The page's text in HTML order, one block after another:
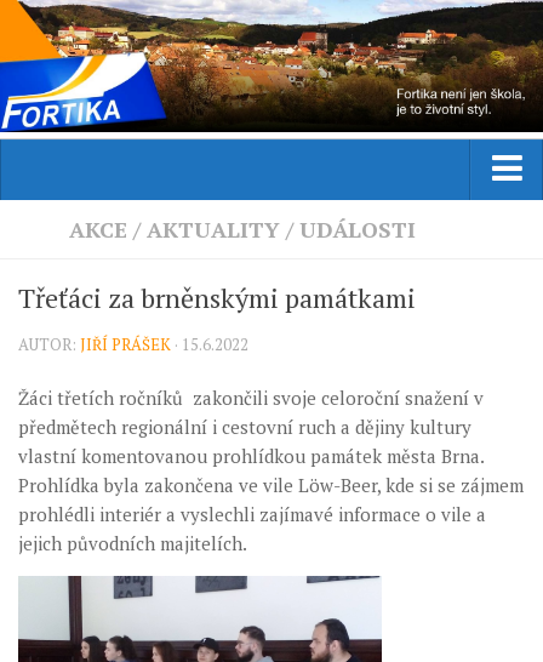
Domů
Studium
Přijímací řízení
Praxe
Zahraniční stáže
Kurzy
Roční plán školy 2025/26
AKCE / AKTUALITY / UDÁLOSTI
Třeťáci za brněnskými památkami
AUTOR: JIŘÍ PRÁŠEK · 15.6.2022
Žáci třetích ročníků zakončili svoje celoroční snažení v
předmětech regionální i cestovní ruch a dějiny kultury
vlastní komentovanou prohlídkou památek města Brna.
Prohlídka byla zakončena ve vile Löw-Beer, kde si se zájmem
prohlédli interiér a vyslechli zajímavé informace o vile a
jejich původních majitelích.